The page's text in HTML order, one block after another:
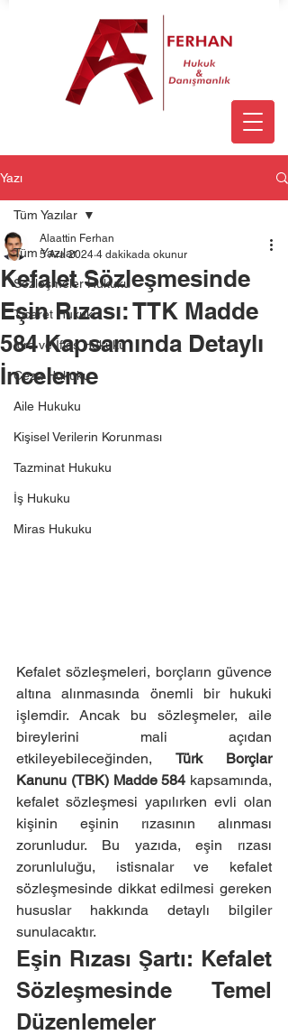
Yazı
Tüm Yazılar
Sözleşmeler Hukuku
Ticaret Hukuku
İcra ve İflas Hukuku
Ceza Hukuku
Aile Hukuku
Kişisel Verilerin Korunması
Tazminat Hukuku
İş Hukuku
Miras Hukuku
Tüm Yazılar
Kefalet Sözleşmesinde
Eşin Rızası: TTK Madde
584 Kapsamında Detaylı
İnceleme
Alaattin Ferhan
5 Ara 2024 4 dakikada okunur
Kefalet sözleşmeleri, borçların güvence
altına alınmasında önemli bir hukuki
işlemdir. Ancak bu sözleşmeler, aile
bireylerini mali açıdan
etkileyebileceğinden, Türk Borçlar
Kanunu (TBK) Madde 584 kapsamında,
kefalet sözleşmesi yapılırken evli olan
kişinin eşinin rızasının alınması
zorunludur. Bu yazıda, eşin rızası
zorunluluğu, istisnalar ve kefalet
sözleşmesinde dikkat edilmesi gereken
hususlar hakkında detaylı bilgiler
sunulacaktır.
Eşin Rızası Şartı: Kefalet
Sözleşmesinde Temel
Düzenlemeler